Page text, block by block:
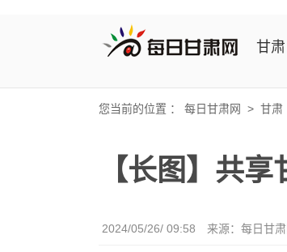
甘肃
您当前的位置 ： 每日甘肃网 > 甘肃
【长图】共
2024/05/26/ 09:58 来源： 每日甘肃